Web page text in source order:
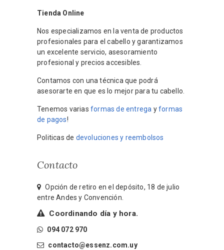
Tienda Online
Nos especializamos en la venta de productos
profesionales para el cabello y garantizamos
un excelente servicio, asesoramiento
profesional y precios accesibles.
Contamos con una técnica que podrá
asesorarte en que es lo mejor para tu cabello.
Tenemos varias formas de entrega yformas
de pagos!
Politicas de devoluciones y reembolsos
Contacto
Opción de retiro en el depósito, 18 de julio
entre Andes y Convención.
Coordinando día y hora.
094 072 970
contacto@essenz.com.uy